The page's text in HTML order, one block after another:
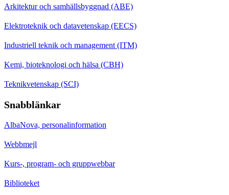
Arkitektur och samhällsbyggnad (ABE)
Elektroteknik och datavetenskap (EECS)
Industriell teknik och management (ITM)
Kemi, bioteknologi och hälsa (CBH)
Teknikvetenskap (SCI)
Snabblänkar
AlbaNova, personalinformation
Webbmejl
Kurs-, program- och gruppwebbar
Biblioteket